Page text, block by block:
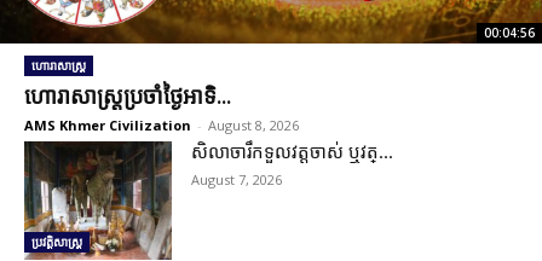
00:04:56
ហោរាសាស្ត្រ
ហោរាសាស្រ្តប្រចាំថ្ងៃអាទិ...
AMS Khmer Civilization - August 8, 2026
ប្រវត្តិសាស្ត្រ
សិលាចារឹកទួលវត្តចាស់ ឬវត្...
August 7, 2026